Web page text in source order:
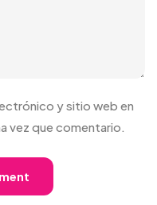
y sitio web en
vez que comentario.